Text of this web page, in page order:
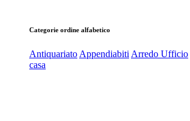
Categorie ordine alfabetico
Antiquariato Appendiabiti Arredo Ufficio
casa